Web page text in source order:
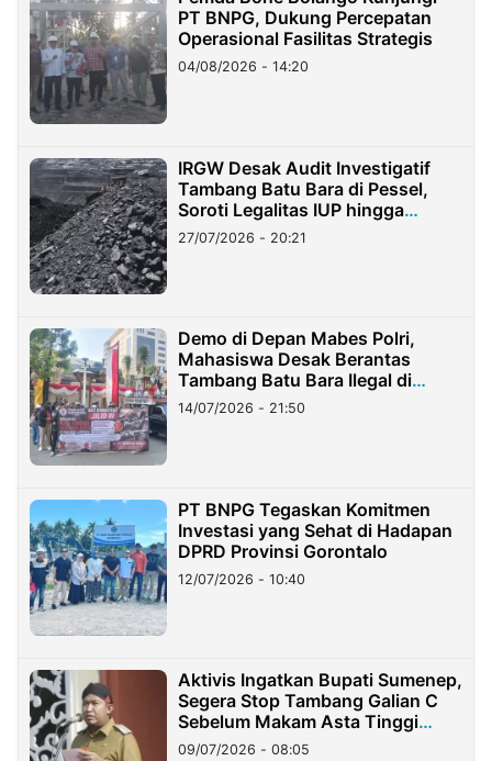
PT BNPG, Dukung Percepatan
Operasional Fasilitas Strategis
04/08/2026 - 14:20
IRGW Desak Audit Investigatif
Tambang Batu Bara di Pessel,
Soroti Legalitas IUP hingga
Stockpile
27/07/2026 - 20:21
Demo di Depan Mabes Polri,
Mahasiswa Desak Berantas
Tambang Batu Bara Ilegal di
Lampung
14/07/2026 - 21:50
PT BNPG Tegaskan Komitmen
Investasi yang Sehat di Hadapan
DPRD Provinsi Gorontalo
12/07/2026 - 10:40
Aktivis Ingatkan Bupati Sumenep,
Segera Stop Tambang Galian C
Sebelum Makam Asta Tinggi
Longsor
09/07/2026 - 08:05